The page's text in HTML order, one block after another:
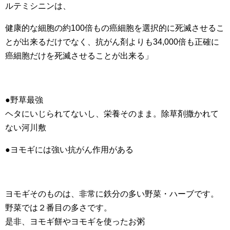
ルテミシニンは、
健康的な細胞の約100倍もの癌細胞を選択的に死滅させるこ
とが出来るだけでなく、抗がん剤よりも34,000倍も正確に
癌細胞だけを死滅させることが出来る」
●野草最強
ヘタにいじられてないし、栄養そのまま。除草剤撒かれて
ない河川敷
●ヨモギには強い抗がん作用がある
ヨモギそのものは、非常に鉄分の多い野菜・ハーブです。
野菜では２番目の多さです。
是非、ヨモギ餅やヨモギを使ったお粥